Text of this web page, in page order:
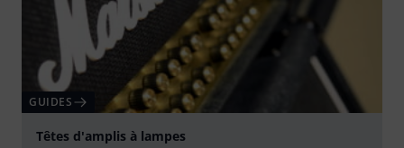
GUIDES
Têtes d'amplis à lampes